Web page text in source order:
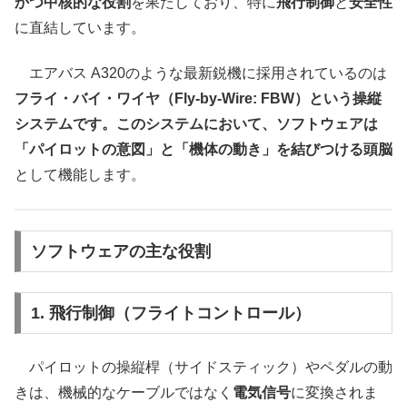
に直結しています。
エアバス A320のような最新鋭機に採用されているのは
フライ・バイ・ワイヤ（Fly-by-Wire: FBW）という操縦
システムです。このシステムにおいて、ソフトウェアは
「パイロットの意図」と「機体の動き」を結びつける頭脳
として機能します。
ソフトウェアの主な役割
1. 飛行制御（フライトコントロール）
パイロットの操縦桿（サイドスティック）やペダルの動
きは、機械的なケーブルではなく 電気信号に変換されま